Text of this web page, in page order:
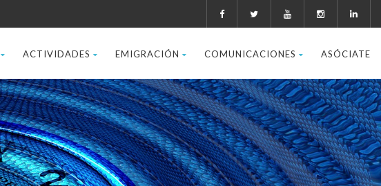
ACTIVIDADES EMIGRACIÓN COMUNICACIONES ASÓCIATE